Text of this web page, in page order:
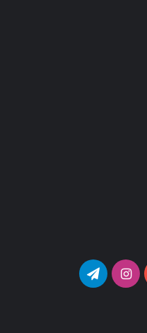
یوتیوب اینستاگرامتلگرام